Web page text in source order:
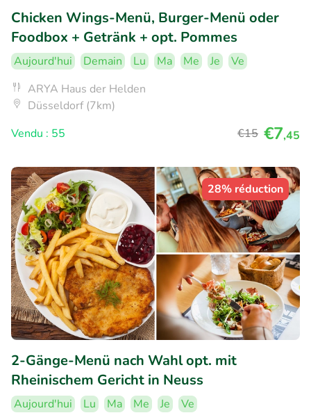
Chicken Wings-Menü, Burger-Menü oder
Foodbox + Getränk + opt. Pommes
Aujourd'hui Demain Lu Ma Me Je
Ve
ARYA Haus der Helden
Düsseldorf (7km)
Vendu : 55
€15 €7,45
28% réduction
2-Gänge-Menü nach Wahl opt. mit
Rheinischem Gericht in Neuss
Aujourd'hui Lu Ma Me Je
Ve